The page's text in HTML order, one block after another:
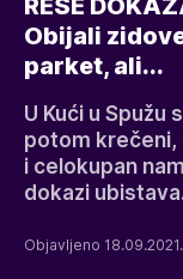
REŠE
Obijali
parket, ali...
U Kući u Spužu
potom krečeni,
i celokupan
dokazi
Objavljeno